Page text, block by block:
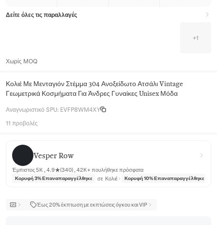
Δείτε όλες τις παραλλαγές
+1
Χωρίς MOQ
Κολιέ Με Μενταγιόν Στέμμα 304 Ανοξείδωτο Ατσάλι Vintage
Γεωμετρικά Κοσμήματα Για Άνδρες Γυναίκες Unisex Μόδα
Αναγνωριστικό SPU: EVFP8WM4XY
11 προβολές
Vesper Row
Vesper Row
Έμπιστος 5K , 4.9★(340) , 42K+ πουλήθηκε πρόσφατα
Κορυφή 3% Επαναπαραγγέλθηκε σε Κολιέ Κορυφή 10% Επαναπαραγγέλθηκε
Έως 20% έκπτωση με εκπτώσεις όγκου και VIP